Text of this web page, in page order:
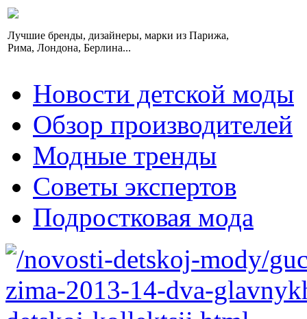
Лучшие бренды, дизайнеры, марки из Парижа,
Рима, Лондона, Берлина...
Новости детской моды
Обзор производителей
Модные тренды
Советы экспертов
Подростковая мода